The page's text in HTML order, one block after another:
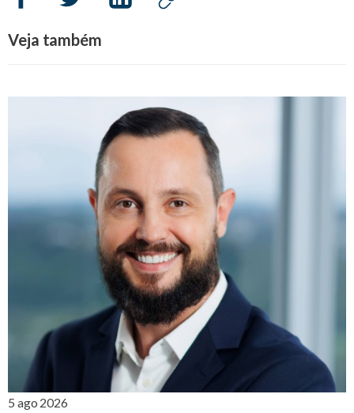
Veja também
5 ago 2026